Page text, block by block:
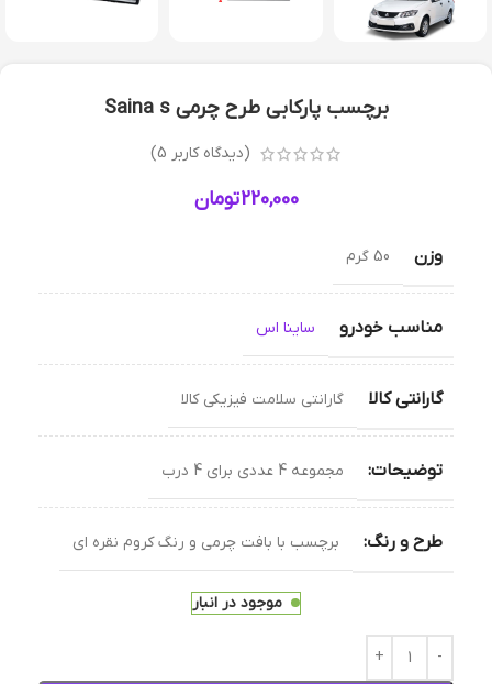
برچسب پارکابی طرح چرمی Saina s
(دیدگاه کاربر 5
)
220,000تومان
وزن 50 گرم
مناسب خودرو ساینا اس
گارانتی کالا گارانتی سلامت فیزیکی کالا
توضیحات: مجموعه 4 عددی برای 4 درب
طرح و رنگ: برچسب با بافت چرمی و رنگ کروم نقره ای
موجود در انبار